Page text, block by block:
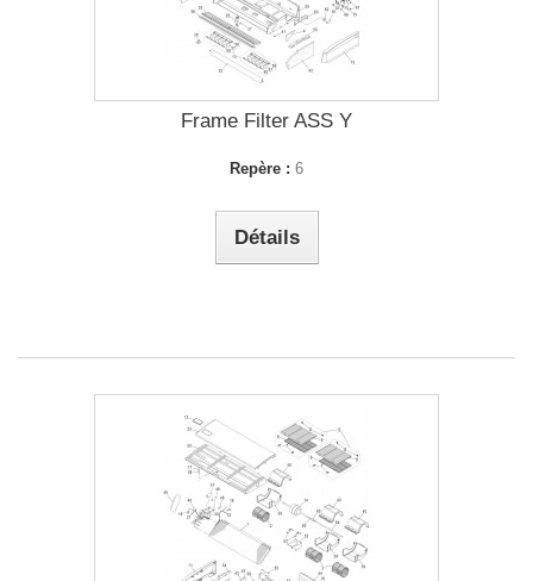
Frame Filter ASS Y
Repère : 6
Détails